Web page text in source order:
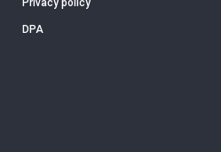
DPA